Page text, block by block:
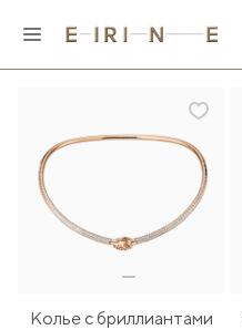
Колье с бриллиантами